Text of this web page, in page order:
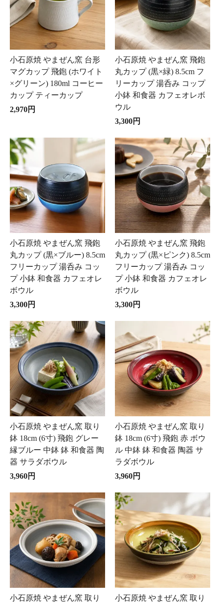
小石原焼 やまぜん窯 台形
マグカップ 飛鉋 (ホワイト
×グリーン) 180ml コーヒー
カップ ティーカップ
2,970円
小石原焼 やまぜん窯 飛鉋
丸カップ (黒×緑) 8.5cm フ
リーカップ 湯呑み コップ
小鉢 和食器 カフェオレボ
ウル
3,300円
小石原焼 やまぜん窯 飛鉋
丸カップ (黒×ブルー) 8.5cm
フリーカップ 湯呑み コッ
プ 小鉢 和食器 カフェオレ
ボウル
3,300円
小石原焼 やまぜん窯 飛鉋
丸カップ (黒×ピンク) 8.5cm
フリーカップ 湯呑み コッ
プ 小鉢 和食器 カフェオレ
ボウル
3,300円
小石原焼 やまぜん窯 取り
鉢 18cm (6寸) 飛鉋 グレー
縁ブルー 中鉢 鉢 和食器 陶
器 サラダボウル
3,960円
小石原焼 やまぜん窯 取り
鉢 18cm (6寸) 飛鉋 赤 ボウ
ル 中鉢 鉢 和食器 陶器 サ
ラダボウル
3,960円
小石原焼 やまぜん窯 取り
小石原焼 やまぜん窯 取り